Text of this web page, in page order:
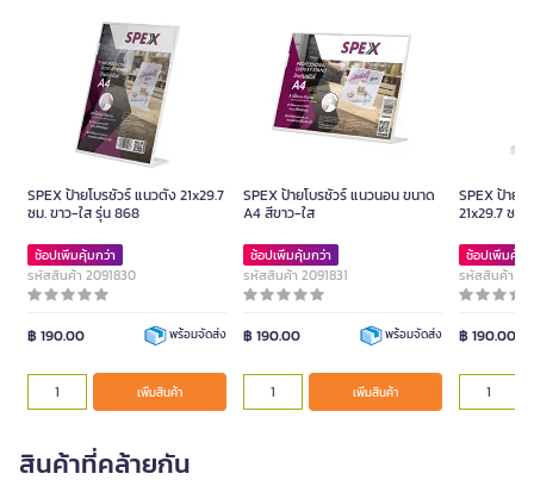
SPEX ป้ายโบรชัวร์ แนวตั้ง 21x29.7
ซม. ขาว-ใส รุ่น 868
ช้อปเพิ่มคุ้มกว่า
รหัสสินค้า 2091830
฿ 190.00 พร้อมจัดส่ง
เพิ่มสินค้า
SPEX ป้ายโบรชัวร์ แนวนอน ขนาด
A4 สีขาว-ใส
ช้อปเพิ่มคุ้มกว่า
รหัสสินค้า 2091831
฿ 190.00 พร้อมจัดส่ง
เพิ่มสินค้า
SPEX ป้าย
21x29.7 ซม.
ช้อปเพิ่มคุ้ม
รหัสสินค้า
฿ 190.00
สินค้าที่คล้ายกัน